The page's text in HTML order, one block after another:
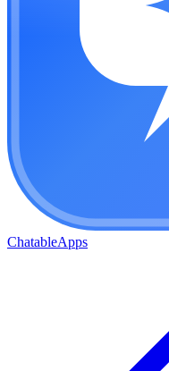
ChatableApps